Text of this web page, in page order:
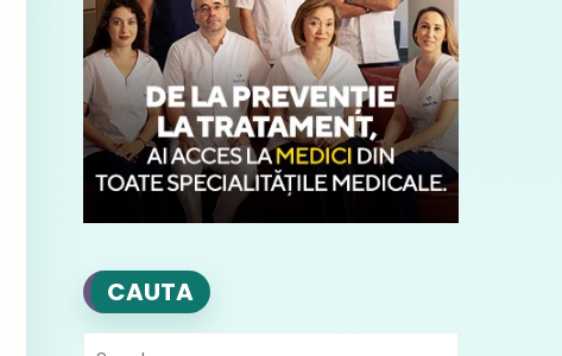
CAUTA